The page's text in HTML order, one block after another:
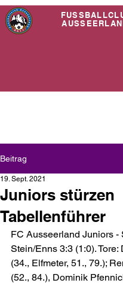
Beitrag
Juniors stürzen
Tabellenführer
19. Sept. 2021
FC Ausseerland Juniors -
Stein/Enns 3:3 (1:0). Tore:
(34., Elfmeter, 51., 79.);
(52., 84.), Dominik